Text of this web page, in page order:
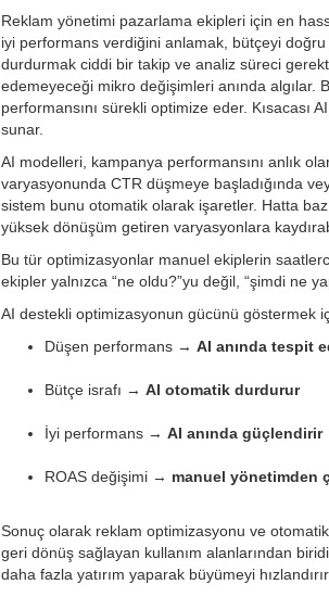
Reklam yönetimi pazarlama ekipleri için en
iyi performans verdiğini anlamak, bütçeyi
durdurmak ciddi bir takip ve analiz süreci
edemeyeceği mikro değişimleri anında algılar.
performansını sürekli optimize eder. Kısacası
sunar.
AI modelleri, kampanya performansını anlık
varyasyonunda CTR düşmeye başladığında
sistem bunu otomatik olarak işaretler. Hatta
yüksek dönüşüm getiren varyasyonlara
Bu tür optimizasyonlar manuel ekiplerin
ekipler yalnızca “ne oldu?”yu değil, “şimdi ne
AI destekli optimizasyonun gücünü göstermek
Düşen performans → AI anında tespit
Bütçe israfı → AI otomatik durdurur
İyi performans → AI anında güçlendirir
ROAS değişimi → manuel yönetimden
Sonuç olarak reklam optimizasyonu ve otomatik
geri dönüş sağlayan kullanım alanlarından
daha fazla yatırım yaparak büyümeyi hızlandırır.